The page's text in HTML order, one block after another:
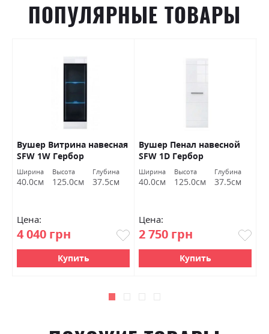
ПОПУЛЯРНЫЕ ТОВАРЫ
Вушер Витрина навесная
SFW 1W Гербор
Ширина
40.0см
Высота
125.0см
Глубина
37.5см
Цена:
4 040 грн
Купить
Вушер Пенал навесной
SFW 1D Гербор
Ширина
40.0см
Высота
125.0см
Глубина
37.5см
Цена:
2 750 грн
Купить